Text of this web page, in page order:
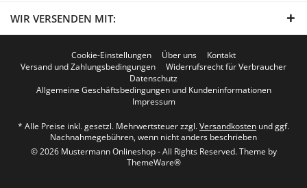
WIR VERSENDEN MIT:
Cookie-Einstellungen Über uns
Kontakt
Versand und Zahlungsbedingungen
Widerrufsrecht für Verbraucher
Datenschutz
Allgemeine Geschäftsbedingungen und Kundeninformationen
Impressum
* Alle Preise inkl. gesetzl. Mehrwertsteuer zzgl.Versandkosten und ggf.
Nachnahmegebühren, wenn nicht anders beschrieben
© 2026 Mustermann Onlineshop - All Rights Reserved. Theme by
ThemeWare®